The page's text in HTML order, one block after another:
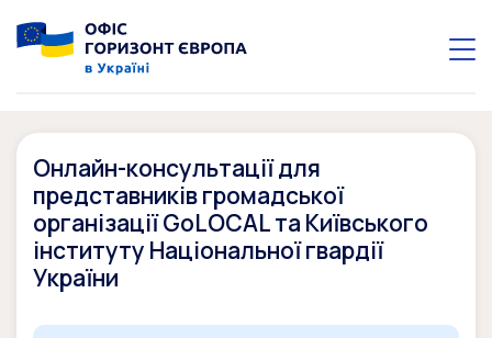
Онлайн-консультації для
представників громадської
організації GoLOCAL та Київського
інституту Національної гвардії
України